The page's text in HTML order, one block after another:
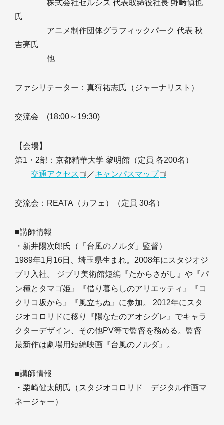
株式会社セルシス 代表取締役社長 野﨑愼也
氏
アニメ制作団体グラフィックパーク 代表 秋
吉亮氏
他
ファシリテーター：真狩祐志氏（ジャーナリスト）
交流会 (18:00～19:30)
【会場】
第1・2部：京都精華大学 黎明館（定員 各200名）
交通アクセス
／キャンパスマップ
交流会：REATA（カフェ）（定員 30名）
■講師情報
・新井陽次郎氏（「台風のノルダ」監督）
1989年1月16日、埼玉県生まれ。2008年にスタジオジ
ブリ入社。 ジブリ美術館短編『たからさがし』や『パ
ン種とタマゴ姫』『借り暮らしのアリエッティ』『コ
クリコ坂から』『風立ちぬ』に参加。 2012年にスタ
ジオコロリドに移り『陽なたのアオシグレ』でキャラ
クターデザイン、その他PV等で監督を務める。監督
最新作は劇場用短編映画『台風のノルダ』。
■講師情報
・栗崎健太朗氏（スタジオコロリド デジタル作画マ
ネージャー）